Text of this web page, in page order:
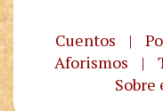
Cuentos |
Aforismos
|
Sobre